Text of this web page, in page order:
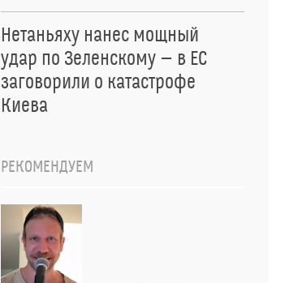
Нетаньяху нанес мощный
удар по Зеленскому — в ЕС
заговорили о катастрофе
Киева
РЕКОМЕНДУЕМ